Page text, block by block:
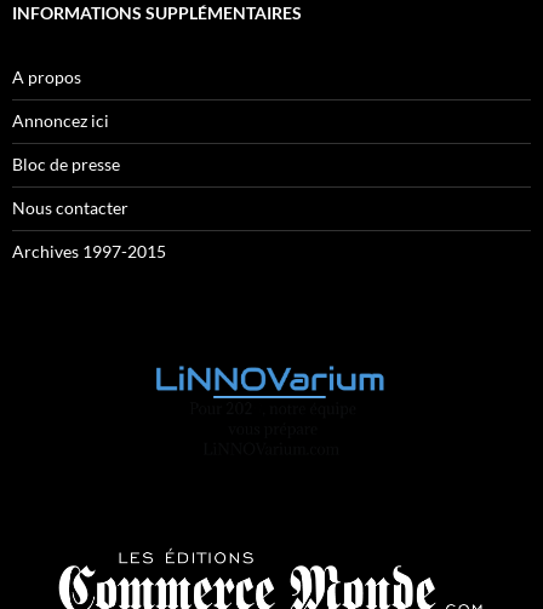
INFORMATIONS SUPPLÉMENTAIRES
A propos
Annoncez ici
Bloc de presse
Nous contacter
Archives 1997-2015